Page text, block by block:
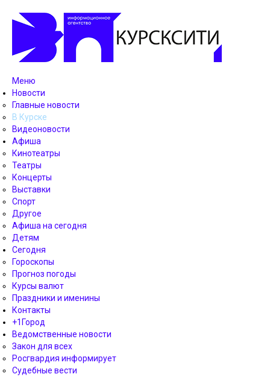
Меню
Новости
Главные новости
В Курске
Видеоновости
Афиша
Кинотеатры
Театры
Концерты
Выставки
Спорт
Другое
Афиша на сегодня
Детям
Сегодня
Гороскопы
Прогноз погоды
Курсы валют
Праздники и именины
Контакты
+1Город
Ведомственные новости
Закон для всех
Росгвардия информирует
Судебные вести